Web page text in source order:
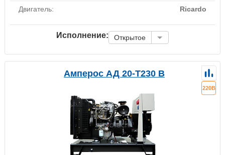
Двигатель:
Ricardo
Исполнение: Открытое
Амперос АД 20-Т230 B
220В